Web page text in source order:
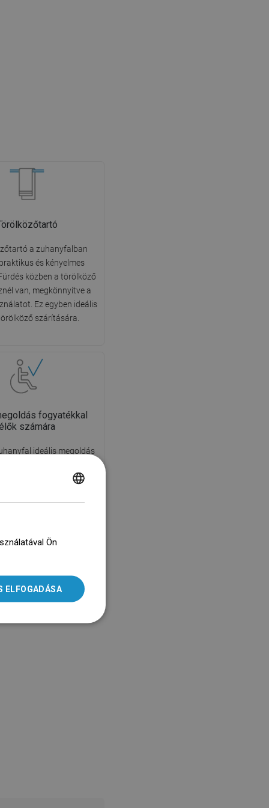
a zuhanyfalban
és kényelmes
közben a törölköző
van, megkönnyítve a
Ez egyben ideális
szárítására.
fogyatékkal
számára
ideális megoldás
hozzáférést biztosít,
szükségességét. A
LITHUANIAN
Ön
ELFOGADÁSA